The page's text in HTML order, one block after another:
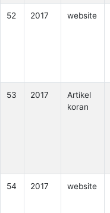
52 2017 website
53 2017
Artikel
koran
54 2017 website